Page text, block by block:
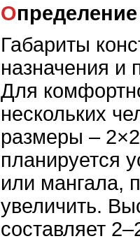
Габариты
назначения и
Для
нескольких
размеры –
планируется
или мангала,
увеличить.
составляет